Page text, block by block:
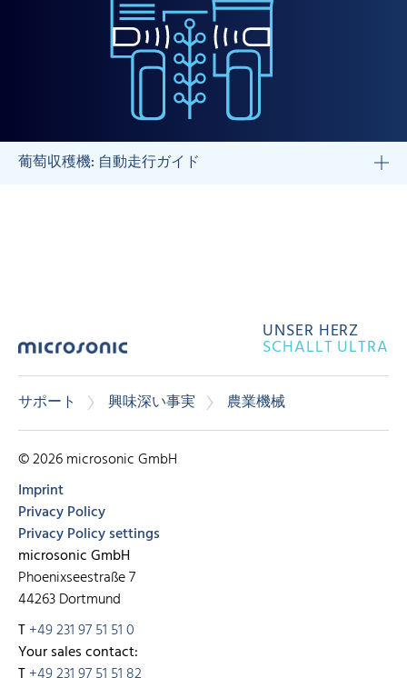
葡萄収穫機: 自動走行ガイド
UNSER HERZ
SCHALLT ULTRA
サポート 興味深い事実 農業機械
© 2026 microsonic GmbH
Imprint
Privacy Policy
Privacy Policy settings
microsonic GmbH
Phoenixseestraße 7
44263 Dortmund
T+49 231 97 51 51 0
Your sales contact: